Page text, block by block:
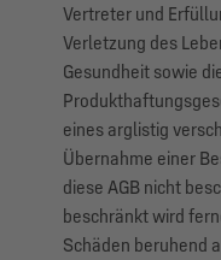
Vertreter und
Verletzung des
Gesundheit sowie
eines arglistig
Übernahme einer
diese AGB nicht
beschränkt wird
Schäden beruhend